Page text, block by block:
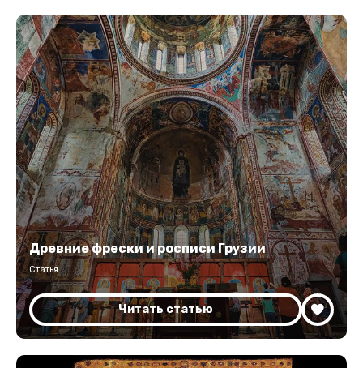
Древние фрески и росписи Грузии
Статья
Читать статью